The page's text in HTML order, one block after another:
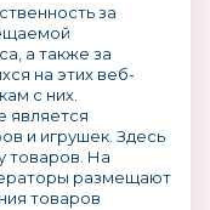
за
а также за
на этих веб-
с них.
является
и игрушек. Здесь
товаров. На
размещают
товаров